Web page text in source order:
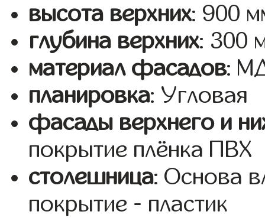
высота верхних: 900
глубина верхних: 300
материал фасадов:
планировка: Угловая
фасады верхнего и
покрытие плёнка ПВХ
столешница: Основа
покрытие - пластик